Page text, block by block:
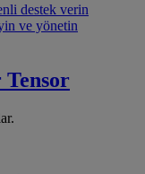
destek verin
ve yönetin
Tensor